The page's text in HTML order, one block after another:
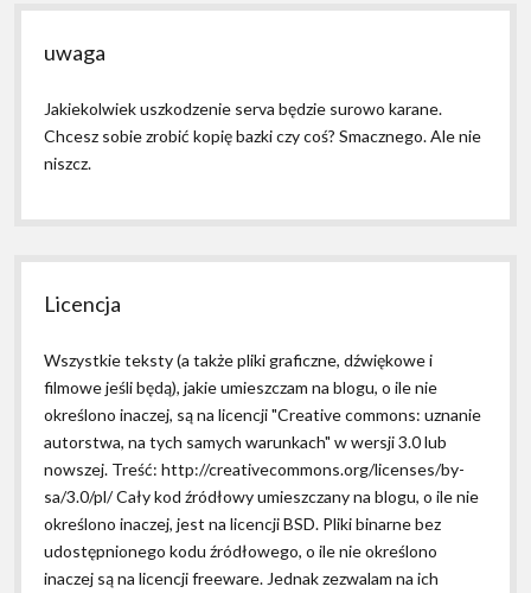
uwaga
Jakiekolwiek uszkodzenie serva będzie surowo karane.
Chcesz sobie zrobić kopię bazki czy coś? Smacznego. Ale nie
niszcz.
Licencja
Wszystkie teksty (a także pliki graficzne, dźwiękowe i
filmowe jeśli będą), jakie umieszczam na blogu, o ile nie
określono inaczej, są na licencji "Creative commons: uznanie
autorstwa, na tych samych warunkach" w wersji 3.0 lub
nowszej. Treść: http://creativecommons.org/licenses/by-
sa/3.0/pl/ Cały kod źródłowy umieszczany na blogu, o ile nie
określono inaczej, jest na licencji BSD. Pliki binarne bez
udostępnionego kodu źródłowego, o ile nie określono
inaczej są na licencji freeware. Jednak zezwalam na ich